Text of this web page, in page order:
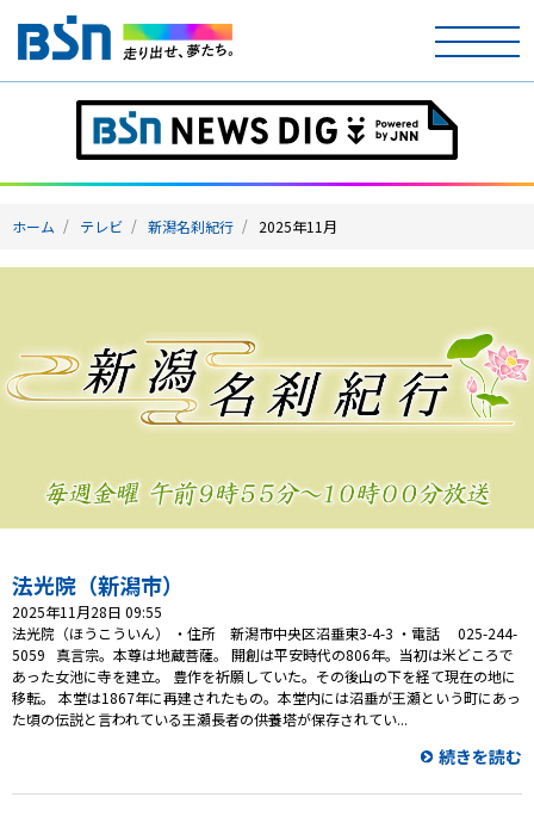
ホーム
テレビ
ラジオ
イベント
ニュース
天気
プレゼント
コンテンツ・アプリ
キッズ ケンジュ
愛の募金
Well-being
防災・減災
ホーム テレビ 新潟名刹紀行 2025年11月
法光院（新潟市）
2025年11月28日 09:55
法光院（ほうこういん） ・住所 新潟市中央区沼垂東3-4-3 ・電話 025-244-
5059 真言宗。本尊は地蔵菩薩。 開創は平安時代の806年。当初は米どころで
あった女池に寺を建立。 豊作を祈願していた。その後山の下を経て現在の地に
移転。 本堂は1867年に再建されたもの。本堂内には沼垂が王瀬という町にあっ
た頃の伝説と言われている王瀬長者の供養塔が保存されてい...
続きを読む